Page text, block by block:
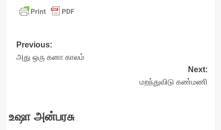
Post
navigation
Previous:
அது ஒரு கனா காலம்
Next:
மறந்துவிடு கண்மணி
உஷா அன்பரசு